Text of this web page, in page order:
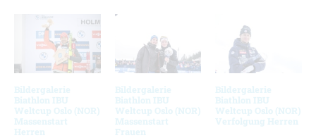
Bildergalerie
Biathlon IBU
Weltcup Oslo (NOR)
Massenstart
Herren
Bildergalerie
Biathlon IBU
Weltcup Oslo (NOR)
Massenstart
Frauen
Bildergalerie
Biathlon IBU
Weltcup Oslo (NOR)
Verfolgung Herren